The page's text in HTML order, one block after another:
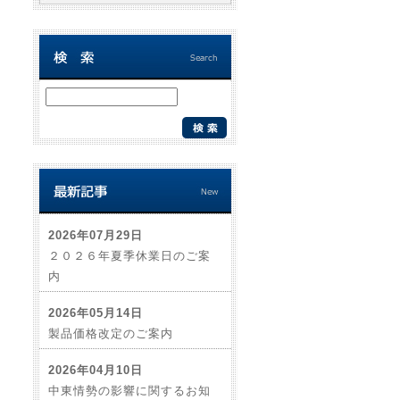
2026年07月29日
２０２６年夏季休業日のご案
内
2026年05月14日
製品価格改定のご案内
2026年04月10日
中東情勢の影響に関するお知